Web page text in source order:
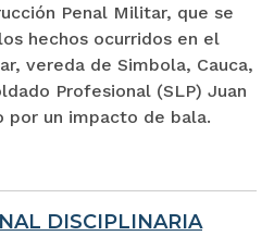
Penal Militar, que se
hechos ocurridos en el
vereda de Simbola, Cauca,
Profesional (SLP) Juan
por un impacto de bala.
DISCIPLINARIA